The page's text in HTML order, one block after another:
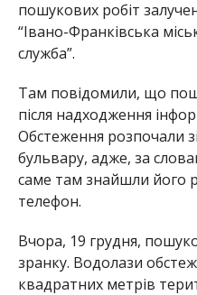
пошукових робіт
“Івано-Франківська
служба”.
Там повідомили, що
після надходження
Обстеження розпочали
бульвару, адже, за
саме там знайшли його
телефон.
Вчора, 19 грудня,
зранку. Водолази
квадратних метрів